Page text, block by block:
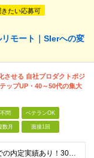
きたい応募可
モート｜SIerへの変
させる 自社プロダクトポジ
ップUP・40～50代の集大
問 ベテランOK
数月 面接1回
≪50代のカジュアル面談での内定実績あり！30代〜50代活躍中≫ ■学歴不問 ■国籍不問 ■PMやPL、チームリーダー、サブリーダーなどマネジメントの経験をお持ちの方 ★「マネジメント未経験だけど今後